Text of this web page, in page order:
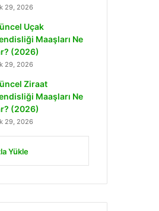
29, 2026
Uçak
Maaşları Ne
(2026)
29, 2026
Ziraat
Maaşları Ne
(2026)
29, 2026
Yükle